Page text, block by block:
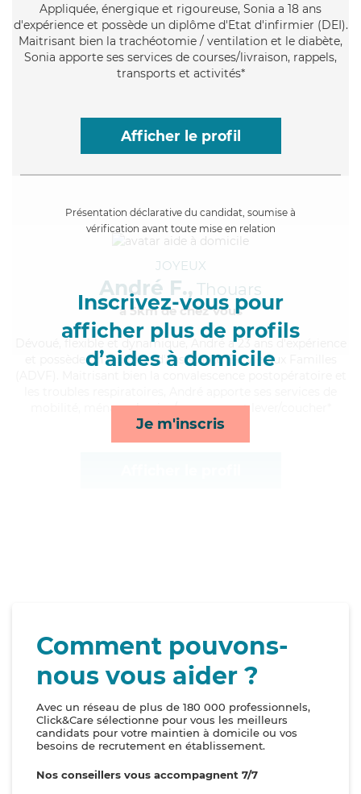
Appliquée, énergique et rigoureuse, Sonia a 18 ans
d'expérience et possède un diplôme d'Etat d'infirmier (DEI).
Maitrisant bien la trachéotomie / ventilation et le diabète,
Sonia apporte ses services de courses/livraison, rappels,
transports et activités*
Afficher le profil
Présentation déclarative du candidat, soumise à
vérification avant toute mise en relation
Inscrivez-vous pour
afficher plus de profils
d’aides à domicile
Je m'inscris
JOYEUX
André F., Thouars
à 5km de chez Vous
, flexible et dynamique, André a 23 ans d'expérience
et possède un diplôme d'Assistante De Vie aux Familles
mobilité, ménage, lessive/repassage et lever/coucher*
Comment pouvons-
nous vous aider ?
Avec un réseau de plus de 180 000 professionnels,
Click&Care sélectionne pour vous les meilleurs
candidats pour votre maintien à domicile ou vos
besoins de recrutement en établissement.
Nos conseillers vous accompagnent 7/7